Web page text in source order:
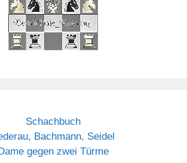
Schachbuch
Bachmann, Seidel
gegen zwei Türme